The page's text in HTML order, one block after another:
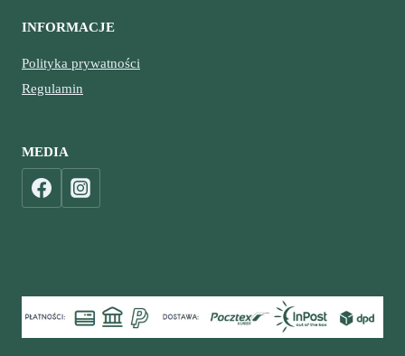
INFORMACJE
Polityka prywatności
Regulamin
MEDIA